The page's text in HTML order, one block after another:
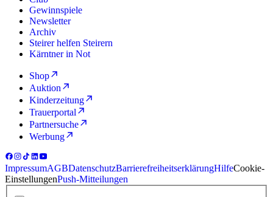
Gewinnspiele
Newsletter
Archiv
Steirer helfen Steirern
Kärntner in Not
Shop
Auktion
Kinderzeitung
Trauerportal
Partnersuche
Werbung
ImpressumAGBDatenschutzBarrierefreiheitserklärungHilfeCookie-
EinstellungenPush-Mitteilungen